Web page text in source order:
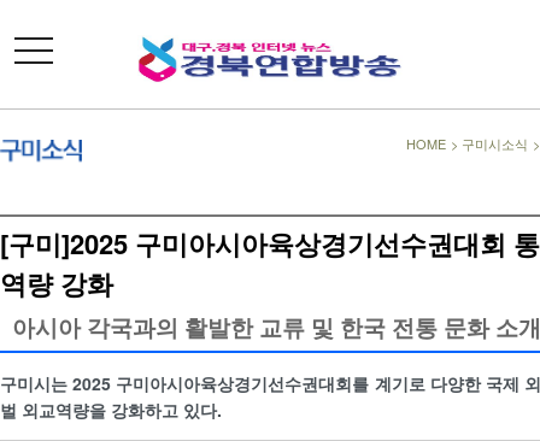
toggle
navigation
HOME > 구미시소식
[구미]2025 구미아시아육상경기선수권대회
역량 강화
아시아 각국과의 활발한 교류 및 한국 전통 문화 소개
구미시는 2025 구미아시아육상경기선수권대회를 계기로 다양한 국제
벌 외교역량을 강화하고 있다.